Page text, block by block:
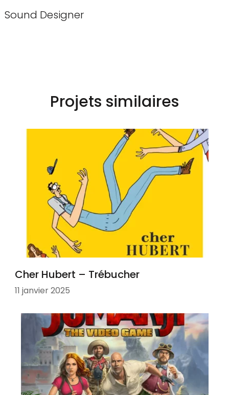
Sound Designer
Projets similaires
Cher Hubert – Trébucher
11 janvier 2025